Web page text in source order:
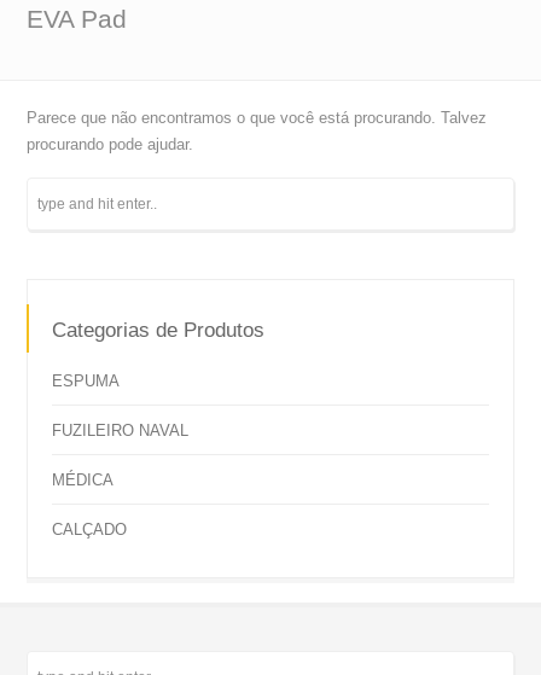
EVA Pad
Parece que não encontramos o que você está procurando. Talvez
procurando pode ajudar.
Categorias de Produtos
ESPUMA
FUZILEIRO NAVAL
MÉDICA
CALÇADO